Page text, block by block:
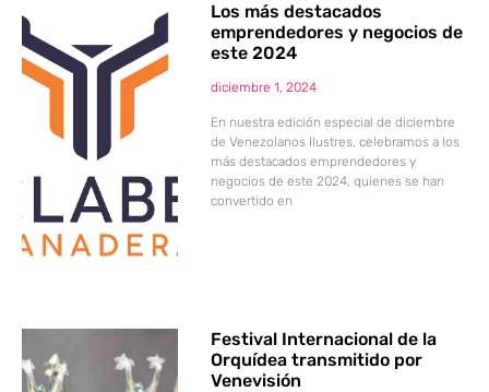
Los más destacados
emprendedores y negocios de
este 2024
diciembre 1, 2024
En nuestra edición especial de diciembre
de Venezolanos Ilustres, celebramos a los
más destacados emprendedores y
negocios de este 2024, quienes se han
convertido en
Festival Internacional de la
Orquídea transmitido por
Venevisión